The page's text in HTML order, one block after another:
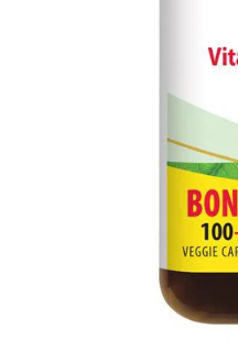
Zadáním emailové adresy a
zpracováním osobních údajů pro
zpracování osobních údajů
Zásady ochrany osobních údajů >>
© 2026 BENEPHARMA CZ, spol. s